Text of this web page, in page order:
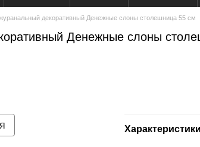
декоративный Денежные слоны столешница 55 см
Денежные слоны
Характеристики